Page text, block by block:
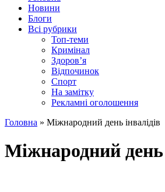
Новини
Блоги
Всі рубрики
Топ-теми
Кримінал
Здоров’я
Відпочинок
Спорт
На замітку
Рекламні оголошення
Головна » Міжнародний день інвалідів
Міжнародний день